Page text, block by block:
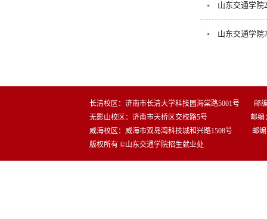
山东交通学院
山东交通学院
长清校区：济南市长清大学科技园海棠路5001号 邮编
无影山校区：济南市天桥区交校路5号 邮编：
威海校区：威海市双岛湾科技城和兴路1508号 邮编
版权所有 ©山东交通学院招生就业处